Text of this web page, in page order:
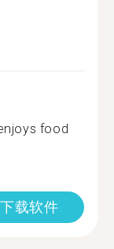
food
下载软件